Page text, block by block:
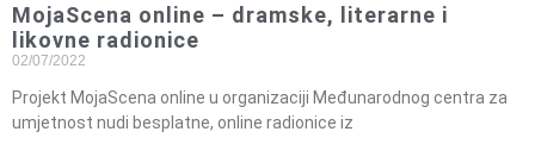
MojaScena online – dramske, literarne i
likovne radionice
02/07/2022
Projekt MojaScena online u organizaciji Međunarodnog centra za
umjetnost nudi besplatne, online radionice iz